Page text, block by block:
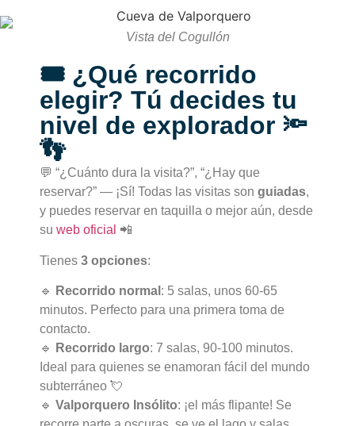
Vista del Cogullón
🎟️ ¿Qué recorrido
elegir? Tú decides tu
nivel de explorador 🔦
👣
💬 “¿Cuánto dura la visita?”, “¿Hay que
reservar?” — ¡Sí! Todas las visitas son guiadas,
y puedes reservar en taquilla o mejor aún, desde
su web oficial 📲
Tienes 3 opciones:
🔹 Recorrido normal : 5 salas, unos 60-65
minutos. Perfecto para una primera toma de
contacto.
🔹
Recorrido largo: 7 salas, 90-100 minutos.
Ideal para quienes se enamoran fácil del mundo
subterráneo 💘
🔹 Valporquero Insólito: ¡el más flipante! Se